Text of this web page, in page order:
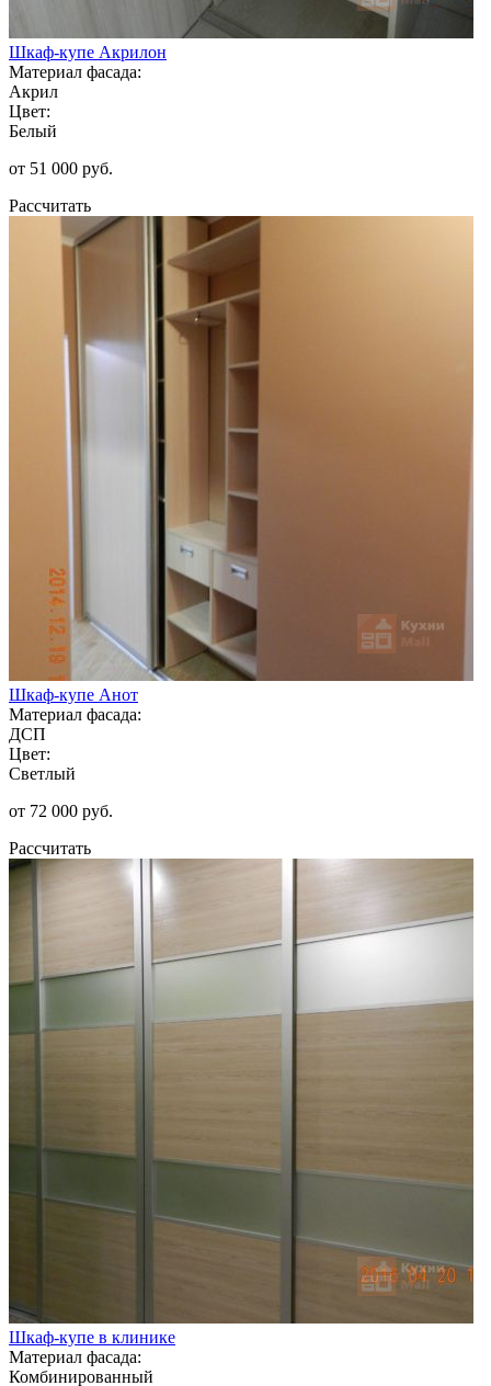
Шкаф-купе Акрилон
Материал фасада:
Акрил
Цвет:
Белый
от 51 000 руб.
Рассчитать
Шкаф-купе Анот
Материал фасада:
ДСП
Цвет:
Светлый
от 72 000 руб.
Рассчитать
Шкаф-купе в клинике
Материал фасада:
Комбинированный